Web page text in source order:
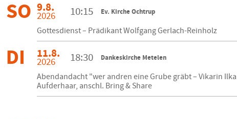
SO 9.8.
2026 10:15 Ev. Kirche Ochtrup
Gottesdienst – Prädikant Wolfgang Gerlach-Reinholz
DI 11.8.
2026 18:30 Dankeskirche Metelen
Abendandacht "wer andren eine Grube gräbt – Vikarin Ilka
Aufderhaar, anschl. Bring & Share